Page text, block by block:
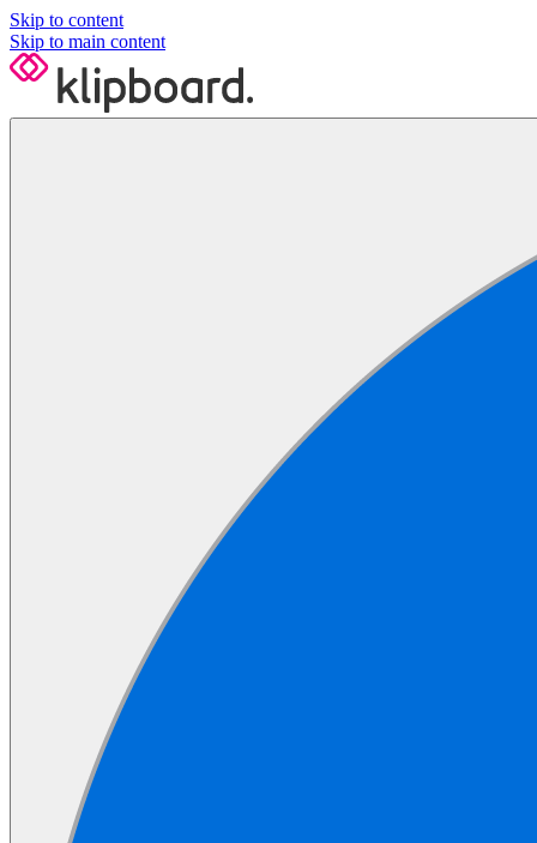
Skip to content
Skip to main content